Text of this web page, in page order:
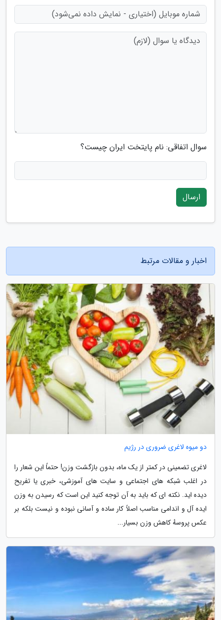
سوال اتفاقی: نام پایتخت ایران چیست؟
ارسال
اخبار و مقالات مرتبط
دو میوه لاغری ضروری در رژیم
لاغری تضمینی در کمتر از یک ماه، بدون بازگشت وزن! حتماً این شعار را
در اغلب شبکه های اجتماعی و سایت های آموزشی، خبری یا تفریح
دیده اید. نکته ای که باید به آن توجه کنید این است که رسیدن به وزن
ایده آل و اندامی مناسب اصلاً کار ساده و آسانی نبوده و نیست بلکه بر
عکس پروسهٔ کاهش وزن بسیار...